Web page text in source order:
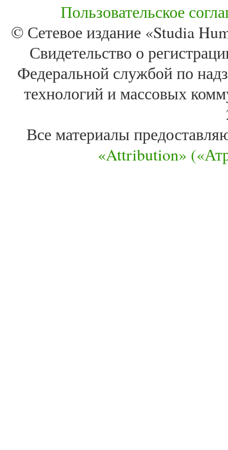
Пользовательское
© Сетевое издание «Studia
Свидетельство о
Федеральной службой по
технологий и массовых
Все материалы
«Attribution»